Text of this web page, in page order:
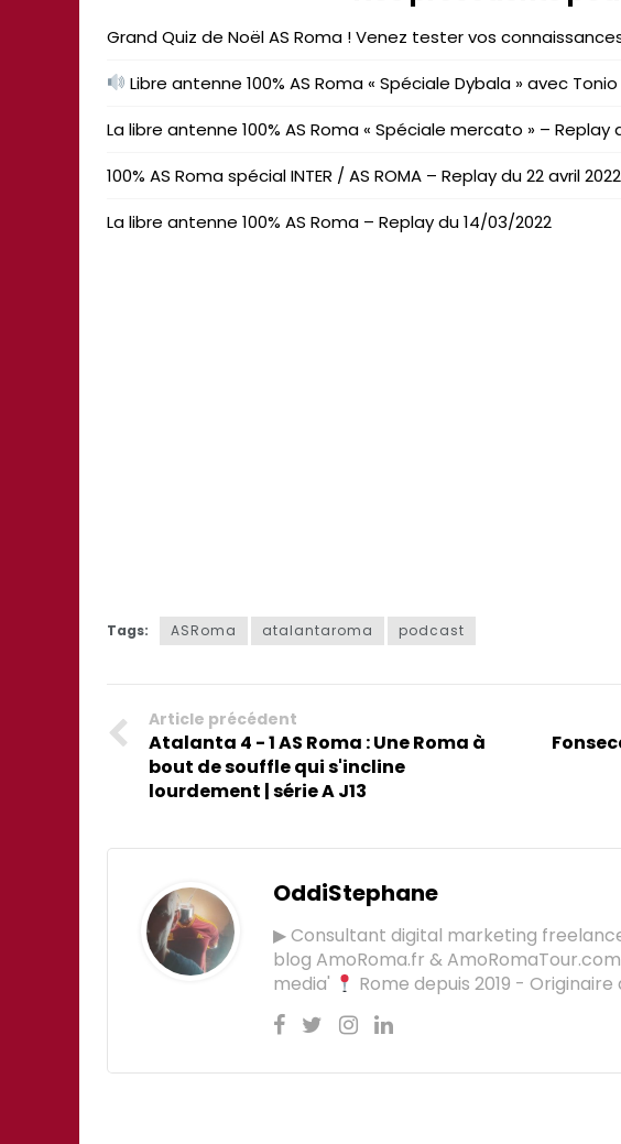
Grand Quiz de Noël AS Roma ! Venez tester vos
Libre antenne 100% AS Roma « Spéciale Dybala » avec
La libre antenne 100% AS Roma « Spéciale mercato » – Replay
100% AS Roma spécial INTER / AS ROMA – Replay du 22 avril 2022
La libre antenne 100% AS Roma – Replay du 14/03/2022
Tags: ASRoma atalantaroma podcast
Article précédent
Atalanta 4 - 1 AS Roma : Une Roma à
bout de souffle qui s'incline
lourdement | série A J13
OddiStephane
▶ Consultant digital marketing
blog AmoRoma.fr & AmoRomaTour.com
media'
Rome depuis 2019 -